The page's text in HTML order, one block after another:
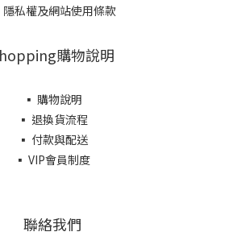
隱私權及網站使用條款
購物說明
▪ 購物說明
▪ 退換貨流程
▪ 付款與配送
▪ VIP會員制度
聯絡我們